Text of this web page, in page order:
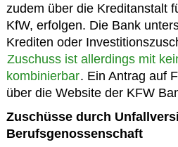
zudem über die Kreditanstalt
KfW, erfolgen. Die Bank
Krediten oder
Zuschuss ist allerdings mit
kombinierbar. Ein Antrag auf
über die Website der KFW
Zuschüsse durch
Berufsgenossenschaft